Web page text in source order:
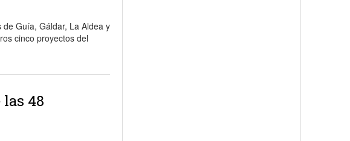
Guía, Gáldar, La Aldea y
cinco proyectos del
48